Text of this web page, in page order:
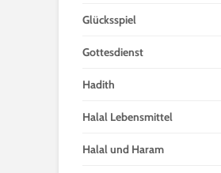
Glücksspiel
Gottesdienst
Hadith
Halal Lebensmittel
Halal und Haram